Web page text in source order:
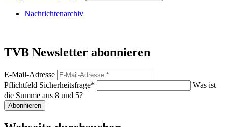
Nachrichtenarchiv
TVB Newsletter abonnieren
E-Mail-Adresse
Pflichtfeld Sicherheitsfrage*
Was ist
die Summe aus 8 und 5?
Abonnieren